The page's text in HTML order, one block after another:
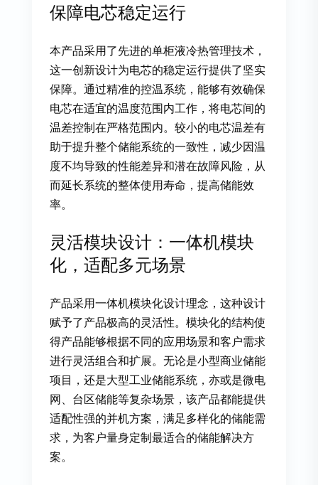
保障电芯稳定运行
本产品采用了先进的单柜液冷热管理技术，
这一创新设计为电芯的稳定运行提供了坚实
保障。通过精准的控温系统，能够有效确保
电芯在适宜的温度范围内工作，将电芯间的
温差控制在严格范围内。较小的电芯温差有
助于提升整个储能系统的一致性，减少因温
度不均导致的性能差异和潜在故障风险，从
而延长系统的整体使用寿命，提高储能效
率。
灵活模块设计：一体机模块
化，适配多元场景
产品采用一体机模块化设计理念，这种设计
赋予了产品极高的灵活性。模块化的结构使
得产品能够根据不同的应用场景和客户需求
进行灵活组合和扩展。无论是小型商业储能
项目，还是大型工业储能系统，亦或是微电
网、台区储能等复杂场景，该产品都能提供
适配性强的并机方案，满足多样化的储能需
求，为客户量身定制最适合的储能解决方
案。